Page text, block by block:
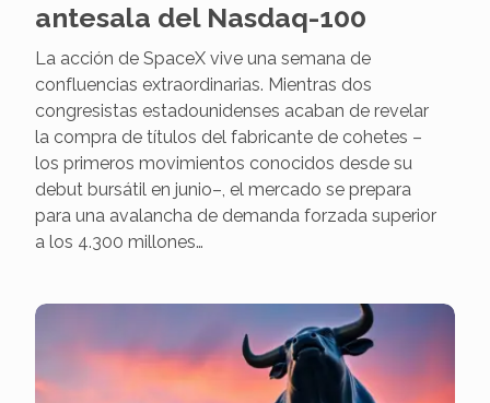
antesala del Nasdaq-100
La acción de SpaceX vive una semana de
confluencias extraordinarias. Mientras dos
congresistas estadounidenses acaban de revelar
la compra de títulos del fabricante de cohetes –
los primeros movimientos conocidos desde su
debut bursátil en junio–, el mercado se prepara
para una avalancha de demanda forzada superior
a los 4.300 millones…